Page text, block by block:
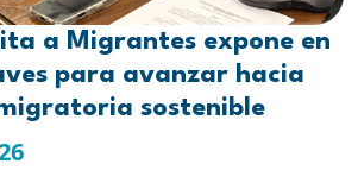
a Migrantes expone en
para avanzar hacia
sostenible